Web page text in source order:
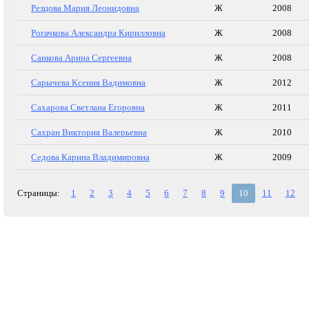
Резцова Мария Леонидовна Ж 2008
Рогачкова Александра Кирилловна Ж 2008
Санкова Арина Сергеевна Ж 2008
Сарычева Ксения Вадимовна Ж 2012
Сахарова Светлана Егоровна Ж 2011
Сахран Виктория Валерьевна Ж 2010
Седова Карина Владимировна Ж 2009
Страницы: 1 2 3 4 5 6 7 8 9 10 11 12